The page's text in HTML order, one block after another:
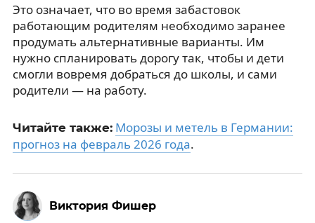
Это означает, что во время забастовок
работающим родителям необходимо заранее
продумать альтернативные варианты. Им
нужно спланировать дорогу так, чтобы и дети
смогли вовремя добраться до школы, и сами
родители — на работу.
Читайте также: Морозы и метель в Германии:
прогноз на февраль 2026 года.
Виктория Фишер